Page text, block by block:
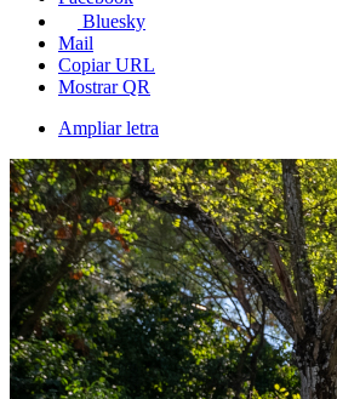
Bluesky
Mail
Copiar URL
Mostrar QR
Ampliar letra